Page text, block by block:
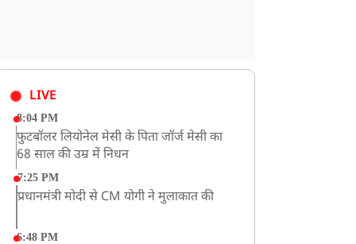
LIVE
8:04 PM
फुटबॉलर लियोनेल मेसी के पिता जॉर्ज मेसी का
68 साल की उम्र में निधन
7:25 PM
प्रधानमंत्री मोदी से CM योगी ने मुलाकात की
6:48 PM